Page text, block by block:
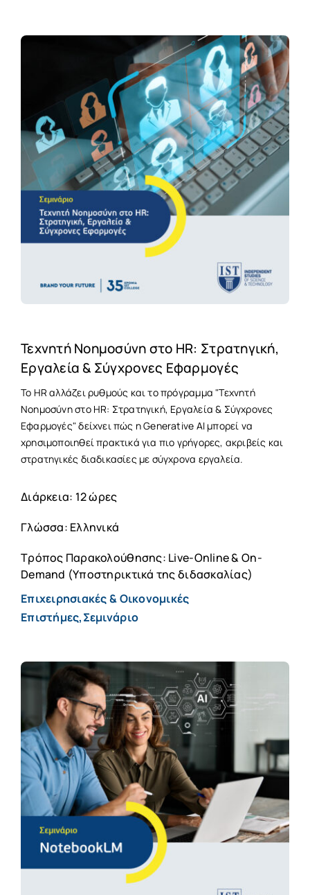
Τεχνητή Νοημοσύνη στο HR: Στρατηγική,
Εργαλεία & Σύγχρονες Εφαρμογές
Το HR αλλάζει ρυθμούς και το πρόγραμμα "Τεχνητή
Νοημοσύνη στο HR: Στρατηγική, Εργαλεία & Σύγχρονες
Εφαρμογές" δείχνει πώς η Generative AI μπορεί να
χρησιμοποιηθεί πρακτικά για πιο γρήγορες, ακριβείς και
στρατηγικές διαδικασίες με σύγχρονα εργαλεία.
Διάρκεια: 12 ώρες
Γλώσσα: Ελληνικά
Τρόπος Παρακολούθησης: Live-Online & On-
Demand (Υποστηρικτικά της διδασκαλίας)
Επιχειρησιακές & Οικονομικές
Επιστήμες,Σεμινάριο